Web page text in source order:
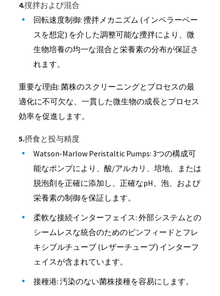
4.撹拌および混合
回転速度制御: 攪拌メカニズム (インペラーベー
スを想定) を介した調整可能な攪拌により、微
生物培養の均一な混合と栄養素の分布が保証さ
れます。
重要な理由: 菌株のスクリーニングとプロセスの最
適化に不可欠な、一貫した微生物の成長とプロセス
効率を促進します。
5.摂食と投与精度
Watson-Marlow Peristaltic Pumps: 3つの構成可
能なポンプにより、酸/アルカリ、培地、または
脱泡剤を正確に添加し、正確なpH、泡、および
栄養素の制御を保証します。
柔軟な接続インターフェイス: 外部システムとの
シームレスな統合のためのピンフィードとフレ
キシブルチューブ (レザーチューブ) インターフ
ェイスが含まれています。
接種港: 汚染のない菌株接種を容易にします。